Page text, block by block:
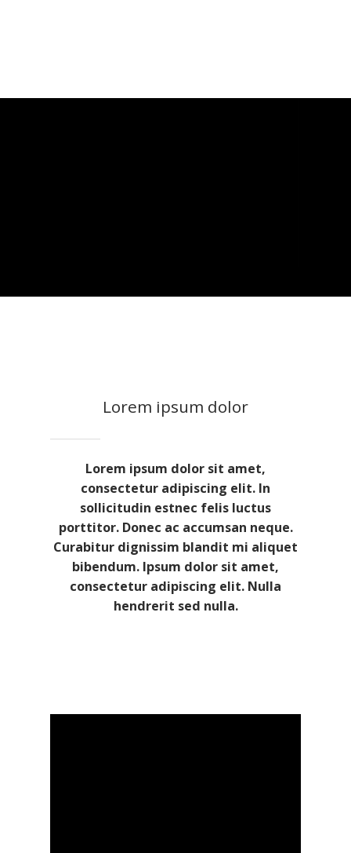
Lorem ipsum dolor
Lorem ipsum dolor sit amet,
consectetur adipiscing elit. In
sollicitudin estnec felis luctus
porttitor. Donec ac accumsan neque.
Curabitur dignissim blandit mi aliquet
bibendum. Ipsum dolor sit amet,
consectetur adipiscing elit. Nulla
hendrerit sed nulla.